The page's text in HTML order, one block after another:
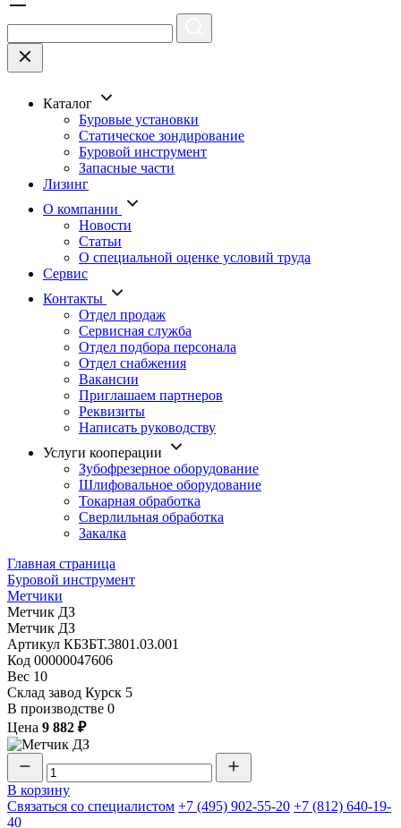
Каталог
Буровые установки
Статическое зондирование
Буровой инструмент
Запасные части
Лизинг
О компании
Новости
Статьи
О специальной оценке условий труда
Сервис
Контакты
Отдел продаж
Сервисная служба
Отдел подбора персонала
Отдел снабжения
Вакансии
Приглашаем партнеров
Реквизиты
Написать руководству
Услуги кооперации
Зубофрезерное оборудование
Шлифовальное оборудование
Токарная обработка
Cверлильная обработка
Закалка
Главная страница
Буровой инструмент
Метчики
Метчик ДЗ
Метчик ДЗ
Артикул КБЗБТ.3801.03.001
Код 00000047606
Вес 10
Склад завод Курск 5
В производстве 0
Цена 9 882 ₽
В корзину
Связаться со специалистом +7 (495) 902-55-20 +7 (812) 640-19-
40